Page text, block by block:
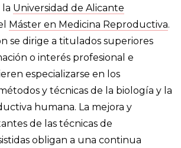
la Universidad de Alicante
Máster en Medicina Reproductiva.
se dirige a titulados superiores
o interés profesional e
especializarse en los
y técnicas de la biología y la
humana. La mejora y
de las técnicas de
obligan a una continua